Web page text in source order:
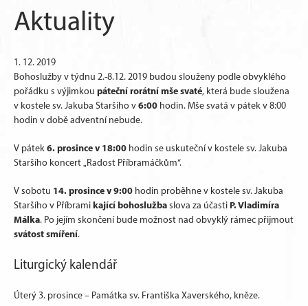
Aktuality
1. 12. 2019
Bohoslužby v týdnu 2.-8.12. 2019 budou slouženy podle obvyklého
pořádku s výjimkou páteční rorátní mše svaté, která bude sloužena
v kostele sv. Jakuba Staršího v6:00 hodin. Mše svatá v pátek v 8:00
hodin v době adventní nebude.
V pátek6. prosince v 18:00 hodin se uskuteční v kostele sv. Jakuba
Staršího koncert „Radost Příbramáčkům“.
V sobotu 14. prosince v 9:00 hodin proběhne v kostele sv. Jakuba
Staršího v Příbramikající bohoslužbaslova za účasti P. Vladimíra
Málka. Po jejím skončení bude možnost nad obvyklý rámec přijmout
svátost smíření.
Liturgický kalendář
Úterý 3. prosince – Památka sv. Františka Xaverského, kněze.